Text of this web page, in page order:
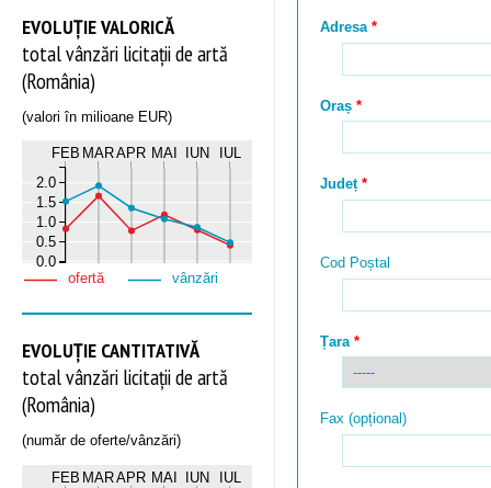
EVOLUȚIE VALORICĂ
total vânzări licitații de artă
(România)
(valori în milioane EUR)
FEB MARAPR MAI IUN IUL
0.0
0.5
1.0
1.5
2.0
ofertă vânzări
EVOLUȚIE CANTITATIVĂ
total vânzări licitații de artă
(România)
(număr de oferte/vânzări)
FEB MARAPR MAI IUN IUL
Adresa
Oraș
Județ
Cod Poștal
Țara
Fax (opțional)